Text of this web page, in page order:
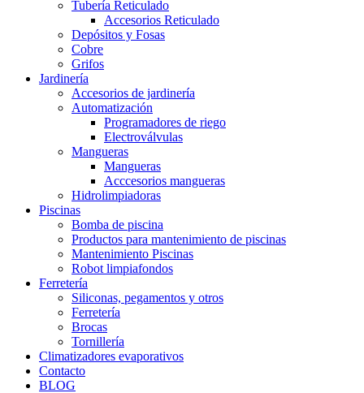
Tubería Reticulado
Accesorios Reticulado
Depósitos y Fosas
Cobre
Grifos
Jardinería
Accesorios de jardinería
Automatización
Programadores de riego
Electroválvulas
Mangueras
Mangueras
Acccesorios mangueras
Hidrolimpiadoras
Piscinas
Bomba de piscina
Productos para mantenimiento de piscinas
Mantenimiento Piscinas
Robot limpiafondos
Ferretería
Siliconas, pegamentos y otros
Ferretería
Brocas
Tornillería
Climatizadores evaporativos
Contacto
BLOG